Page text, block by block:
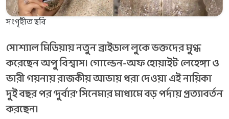
সংগৃহীত ছবি
সোশ্যাল মিডিয়ায় নতুন ব্রাইডাল লুকে ভক্তদের মুগ্ধ
করেছেন অপু বিশ্বাস। গোল্ডেন-অফ হোয়াইট লেহেঙ্গা ও
ভারী গয়নায় রাজকীয় আভায় ধরা দেওয়া এই নায়িকা
দুই বছর পর ‘দুর্বার’ সিনেমার মাধ্যমে বড় পর্দায় প্রত্যাবর্তন
করছেন।